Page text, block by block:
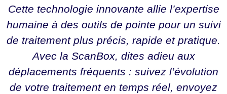
Cette technologie innovante allie l’expertise
humaine à des outils de pointe pour un suivi
de traitement plus précis, rapide et pratique.
Avec la ScanBox, dites adieu aux
déplacements fréquents : suivez l’évolution
de votre traitement en temps réel, envoyez